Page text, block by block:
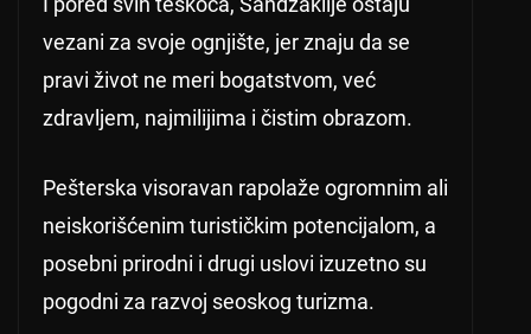
vezani za svoje ognjište, jer znaju da se
pravi život ne meri bogatstvom, već
zdravljem, najmilijima i čistim obrazom.
Pešterska visoravan rapolaže ogromnim ali
neiskorišćenim turističkim potencijalom, a
posebni prirodni i drugi uslovi izuzetno su
pogodni za razvoj seoskog turizma.